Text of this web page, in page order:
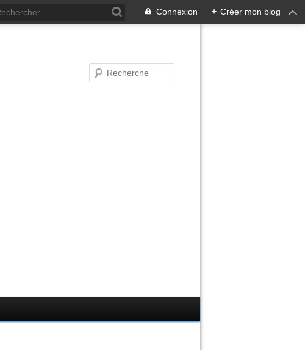
Connexion + Créer mon blog